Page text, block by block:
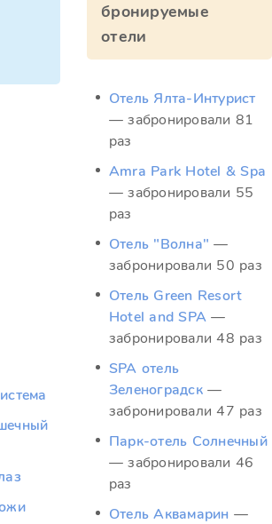
бронируемые
отели
Отель Ялта-Интурист
— забронировали 81
раз
Amra Park Hotel & Spa
— забронировали 55
раз
Отель "Волна" —
забронировали 50 раз
Отель Green Resort
Hotel and SPA —
забронировали 48 раз
SPA отель
Зеленоградск —
забронировали 47 раз
Парк-отель Солнечный
— забронировали 46
раз
Отель Аквамарин —